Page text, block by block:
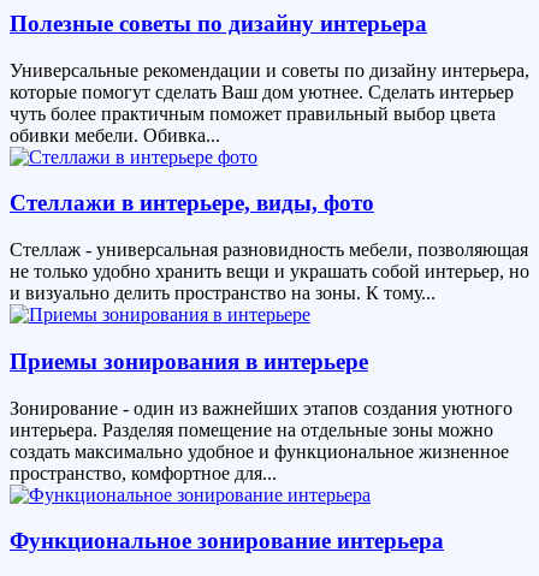
Полезные советы по дизайну интерьера
Универсальные рекомендации и советы по дизайну интерьера,
которые помогут сделать Ваш дом уютнее. Сделать интерьер
чуть более практичным поможет правильный выбор цвета
обивки мебели. Обивка...
Стеллажи в интерьере, виды, фото
Стеллаж - универсальная разновидность мебели, позволяющая
не только удобно хранить вещи и украшать собой интерьер, но
и визуально делить пространство на зоны. К тому...
Приемы зонирования в интерьере
Зонирование - один из важнейших этапов создания уютного
интерьера. Разделяя помещение на отдельные зоны можно
создать максимально удобное и функциональное жизненное
пространство, комфортное для...
Функциональное зонирование интерьера